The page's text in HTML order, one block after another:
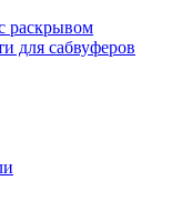
раскрывом
для сабвуферов